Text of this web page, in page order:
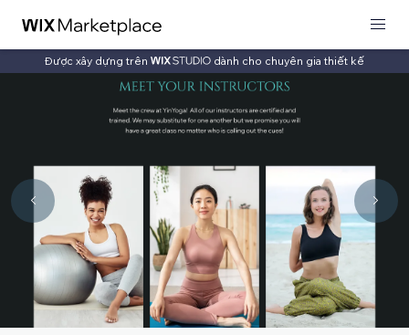
Được xây dựng trên dành cho chuyên gia thiết kế